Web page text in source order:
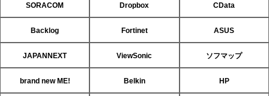
SORACOM Dropbox CData
Backlog Fortinet ASUS
JAPANNEXT ViewSonic ソフマップ
brand new ME! Belkin HP